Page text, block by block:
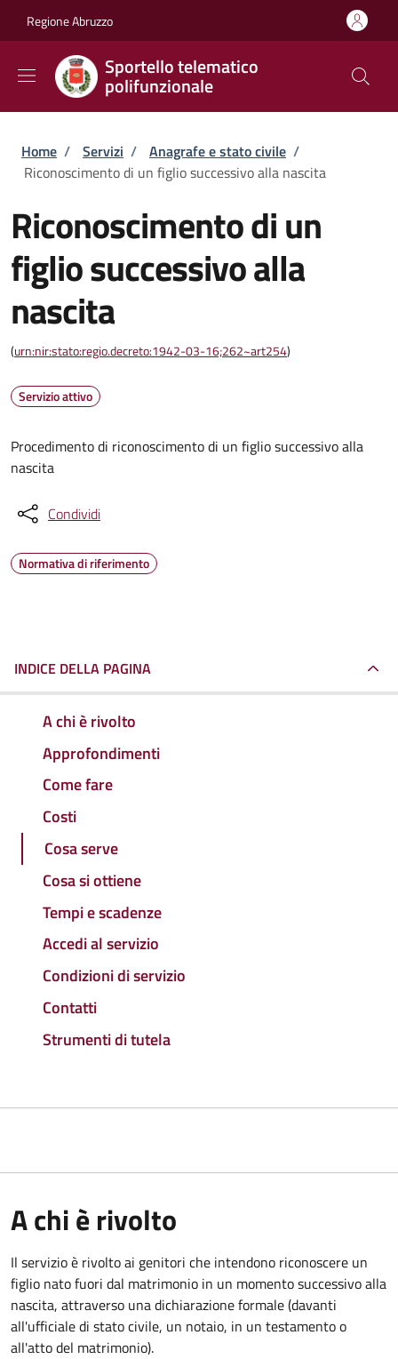
Regione Abruzzo
Sportello telematico
polifunzionale
Briciole di pane
Home / Servizi / Anagrafe e stato civile /
Riconoscimento di un figlio successivo alla nascita
Riconoscimento di un
figlio successivo alla
nascita
(urn:nir:stato:regio.decreto:1942-03-16;262~art254)
Servizio attivo
Procedimento di riconoscimento di un figlio successivo alla
nascita
Condividi
Normativa di riferimento
INDICE DELLA PAGINA
A chi è rivolto
Approfondimenti
Come fare
Costi
Cosa serve
Cosa si ottiene
Tempi e scadenze
Accedi al servizio
Condizioni di servizio
Contatti
Strumenti di tutela
A chi è rivolto
Il servizio è rivolto ai genitori che intendono riconoscere un
figlio nato fuori dal matrimonio in un momento successivo alla
nascita, attraverso una dichiarazione formale (davanti
all'ufficiale di stato civile, un notaio, in un testamento o
all'atto del matrimonio).